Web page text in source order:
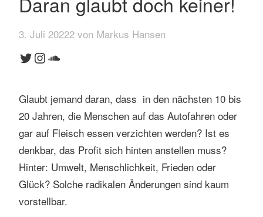
3. Juli 20222 von Markus Hansen
Twitter
Instagram
SoundCloud
Glaubt jemand daran, dass in den nächsten 10 bis
20 Jahren, die Menschen auf das Autofahren oder
gar auf Fleisch essen verzichten werden? Ist es
denkbar, das Profit sich hinten anstellen muss?
Hinter: Umwelt, Menschlichkeit, Frieden oder
Glück? Solche radikalen Änderungen sind kaum
vorstellbar.